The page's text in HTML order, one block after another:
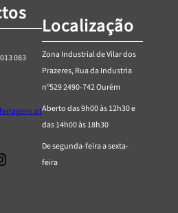
083
Localização
Zona Industrial de Vilar dos
Prazeres, Rua da Industria
nº529 2490-742 Ourém
Aberto das 9h00 às 12h30 e
das 14h00 às 18h30
De segunda-feira a sexta-
feira